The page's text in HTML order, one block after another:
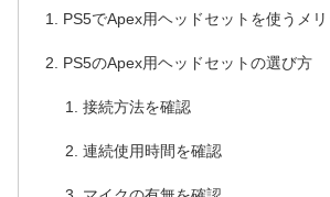
PS5でApex用ヘッドセットを使うメリ
PS5のApex用ヘッドセットの選び方
接続方法を確認
連続使用時間を確認